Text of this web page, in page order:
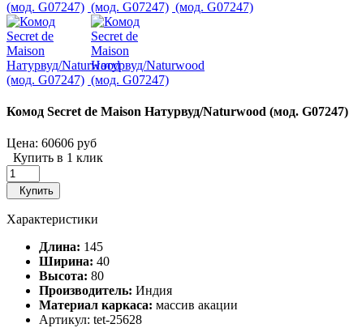
Комод Secret de Maison Натурвуд/Naturwood (мод. G07247)
Цена: 60606 руб
Купить в 1 клик
Купить
Характеристики
Длина: 145
Ширина: 40
Высота: 80
Производитель: Индия
Материал каркаса: массив акации
Артикул: tet-25628